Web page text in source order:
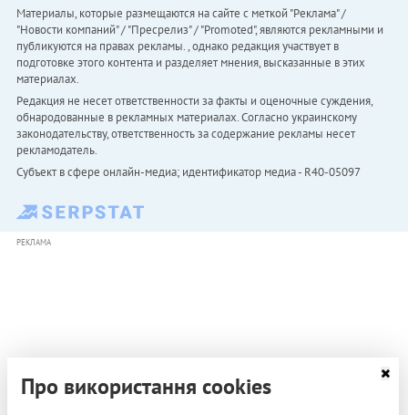
Материалы, которые размещаются на сайте с меткой "Реклама" /
"Новости компаний" / "Пресрелиз" / "Promoted", являются рекламными и
публикуются на правах рекламы. , однако редакция участвует в
подготовке этого контента и разделяет мнения, высказанные в этих
материалах.
Редакция не несет ответственности за факты и оценочные суждения,
обнародованные в рекламных материалах. Согласно украинскому
законодательству, ответственность за содержание рекламы несет
рекламодатель.
Субъект в сфере онлайн-медиа; идентификатор медиа - R40-05097
РЕКЛАМА
Про використання cookies